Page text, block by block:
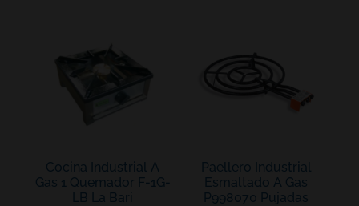
Cocina Industrial A
Gas 1 Quemador F-1G-
LB La Bari
Paellero Industrial
Esmaltado A Gas
P998070 Pujadas